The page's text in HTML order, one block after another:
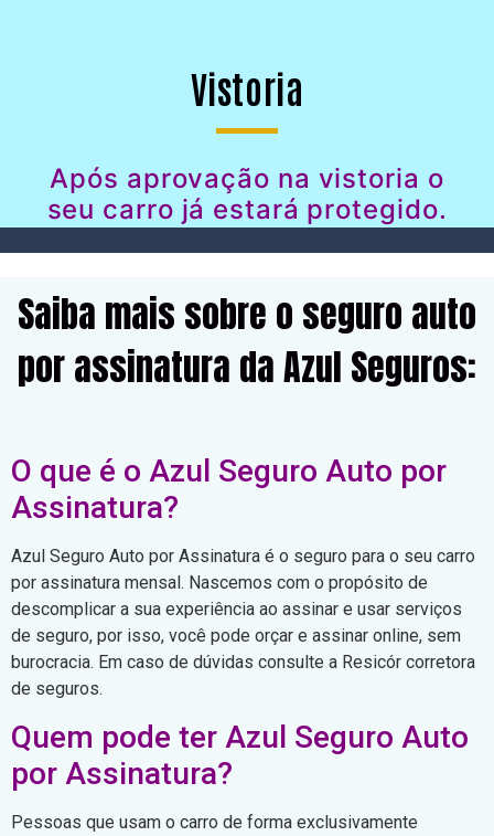
Vistoria
Após aprovação na vistoria o
seu carro já estará protegido.
Saiba mais sobre o seguro auto
por assinatura da Azul Seguros:
O que é o Azul Seguro Auto por
Assinatura?
Azul Seguro Auto por Assinatura é o seguro para o seu carro
por assinatura mensal. Nascemos com o propósito de
descomplicar a sua experiência ao assinar e usar serviços
de seguro, por isso, você pode orçar e assinar online, sem
burocracia. Em caso de dúvidas consulte a Resicór corretora
de seguros.
Quem pode ter Azul Seguro Auto
por Assinatura?
Pessoas que usam o carro de forma exclusivamente